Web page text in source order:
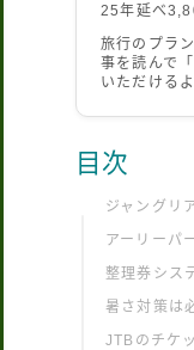
25年延べ
旅行のプラ
事を読んで
いただける
目次
ジャングリ
アーリーパ
整理券シス
暑さ対策は
JTBのチケ